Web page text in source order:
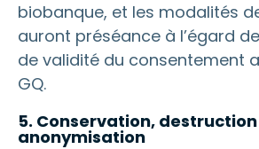
biobanque, et les modalités
auront préséance à l’égard
de validité du consentement
GQ.
5. Conservation,
anonymisation